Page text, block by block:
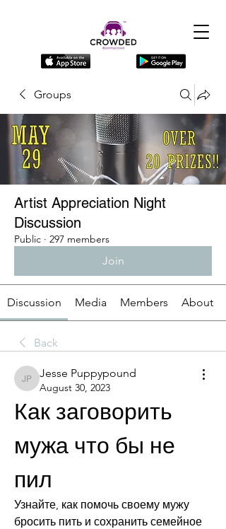
Groups
Artist Appreciation Night
Discussion
Public · 297 members
Join
Discussion Media Members About
Back
Jesse Puppypound
Jesse Puppypound
August 30, 2023
Как заговорить
мужа что бы не
пил
Узнайте, как помочь своему мужу
бросить пить и сохранить семейное